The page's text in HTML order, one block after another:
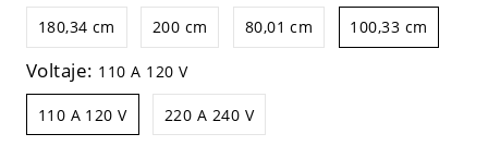
180,34 cm 200 cm 80,01 cm 100,33 cm
Voltaje: 110 A 120 V
110 A 120 V 220 A 240 V